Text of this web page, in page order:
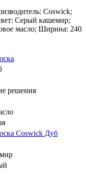
Coswick;
Серый кашемир;
масло; Ширина: 240
решения
Coswick Дуб